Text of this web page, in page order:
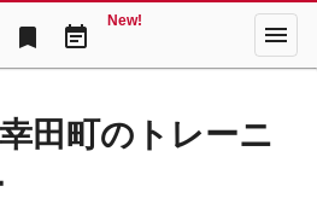
bookmark event_note
New! menu
田町のトレーニ